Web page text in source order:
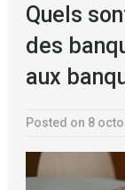
Quels
des
aux
Posted on 8